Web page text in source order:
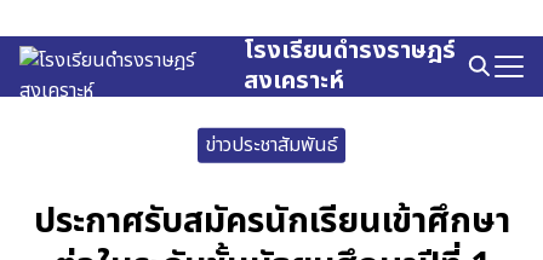
to
content
โรงเรียนดำรงราษฎร์
สงเคราะห์
Search
for:
ข่าวประชาสัมพันธ์
ประกาศรับสมัครนักเรียนเข้าศึกษา